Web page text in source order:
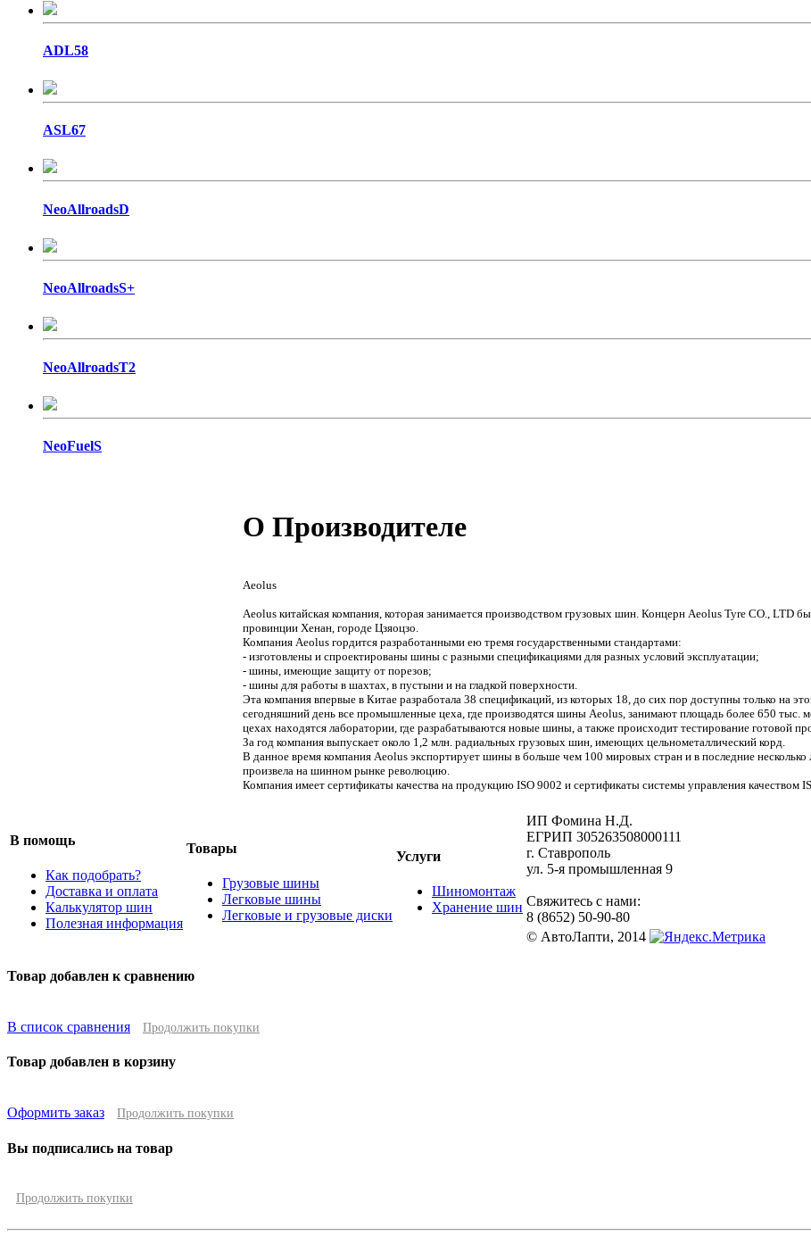
ADL58
ASL67
NeoAllroadsD
NeoAllroadsS+
NeoAllroadsT2
NeoFuelS
О Производителе
Aeolus
Aeolus китайская компания, которая занимается производством грузовых шин. Концерн Aeolus Tyre CO., LTD
провинции Хенан, городе Цзяоцзо.
Компания Aeolus гордится разработанными ею тремя государственными стандартами:
- изготовлены и спроектированы шины с разными спецификациями для разных условий эксплуатации;
- шины, имеющие защиту от порезов;
- шины для работы в шахтах, в пустыни и на гладкой поверхности.
Эта компания впервые в Китае разработала 38 спецификаций, из которых 18, до сих пор доступны только на
сегодняшний день все промышленные цеха, где производятся шины Aeolus, занимают площадь более 650 тыс.
цехах находятся лаборатории, где разрабатываются новые шины, а также происходит тестирование готовой
За год компания выпускает около 1,2 млн. радиальных грузовых шин, имеющих цельнометаллический корд.
В данное время компания Aeolus экспортирует шины в больше чем 100 мировых стран и в последние несколько
произвела на шинном рынке революцию.
Компания имеет сертификаты качества на продукцию ISO 9002 и сертификаты системы управления качеством
В помощь
Как подобрать?
Доставка и оплата
Калькулятор шин
Полезная информация
Товары
Грузовые шины
Легковые шины
Легковые и грузовые диски
Услуги
Шиномонтаж
Хранение шин
ИП Фомина Н.Д.
ЕГРИП 305263508000111
г. Ставрополь
ул. 5-я промышленная 9
Свяжитесь с нами:
8 (8652) 50-90-80
© АвтоЛапти, 2014
Товар добавлен к сравнению
В список сравнения Продолжить покупки
Товар добавлен в корзину
Оформить заказ Продолжить покупки
Вы подписались на товар
Продолжить покупки